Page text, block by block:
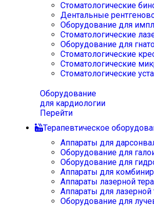
Стоматологические
Дентальные
Оборудование для
Стоматологические
Оборудование для
Стоматологические
Стоматологические
Стоматологические
Оборудование
для кардиологии
Перейти
Терапевтическое
Аппараты для
Оборудование для
Оборудование для
Аппараты для
Аппараты лазерной
Аппараты для лазерной
Оборудование для